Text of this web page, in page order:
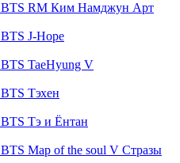
BTS RM Ким Намджун Арт
BTS J-Hope
BTS TaeHyung V
BTS Тэхен
BTS Тэ и Ёнтан
BTS Map of the soul V Стразы